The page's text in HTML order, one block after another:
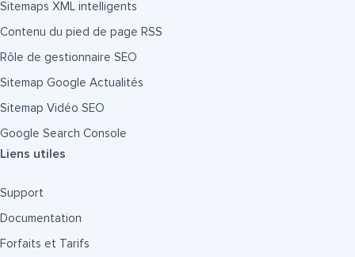
Sitemaps XML intelligents
Contenu du pied de page RSS
Rôle de gestionnaire SEO
Sitemap Google Actualités
Sitemap Vidéo SEO
Google Search Console
Liens utiles
Support
Documentation
Forfaits et Tarifs